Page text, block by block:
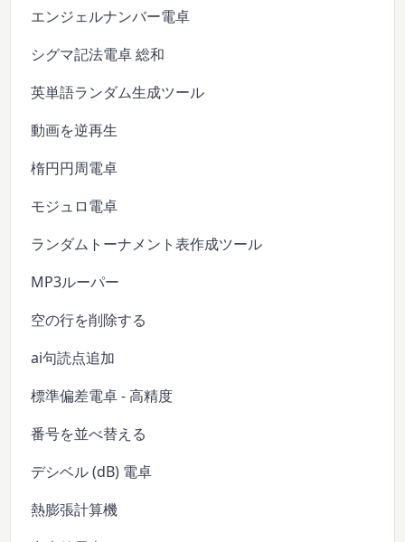
エンジェルナンバー電卓
シグマ記法電卓 総和
英単語ランダム生成ツール
動画を逆再生
楕円円周電卓
モジュロ電卓
ランダムトーナメント表作成ツール
MP3ルーパー
空の行を削除する
ai句読点追加
標準偏差電卓 - 高精度
番号を並べ替える
デシベル (dB) 電卓
熱膨張計算機